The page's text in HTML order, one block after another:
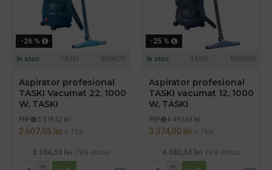
-26 %
In stoc TASKI 8004270
Aspirator profesional
TASKI Vacumat 22, 1000
W, TASKI
PRP 3.519,52 lei
2.607,05 lei + TVA
3.154,53 lei TVA inclus
-25 %
In stoc TASKI 8003380
Aspirator profesional
TASKI vacumat 12, 1000
W, TASKI
PRP 4.493,63 lei
3.374,00 lei + TVA
4.082,54 lei TVA inclus